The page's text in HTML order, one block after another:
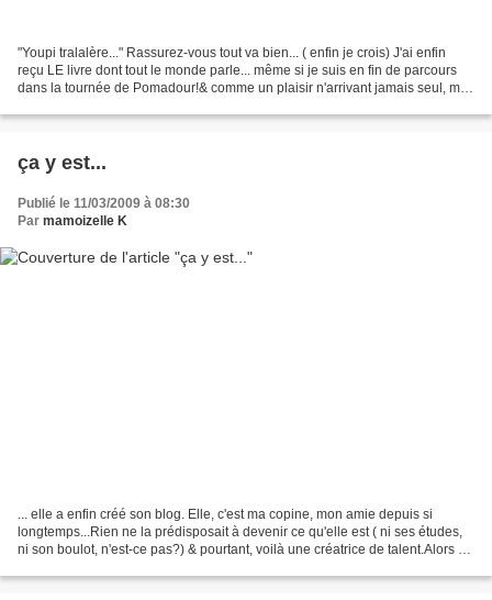
"Youpi tralalère..." Rassurez-vous tout va bien... ( enfin je crois) J'ai enfin
reçu LE livre dont tout le monde parle... même si je suis en fin de parcours
dans la tournée de Pomadour!& comme un plaisir n'arrivant jamais seul, mes
ça y est...
Publié le 11/03/2009 à 08:30
Par mamoizelle K
... elle a enfin créé son blog. Elle, c'est ma copine, mon amie depuis si
longtemps...Rien ne la prédisposait à devenir ce qu'elle est ( ni ses études,
ni son boulot, n'est-ce pas?) & pourtant, voilà une créatrice de talent.Alors si